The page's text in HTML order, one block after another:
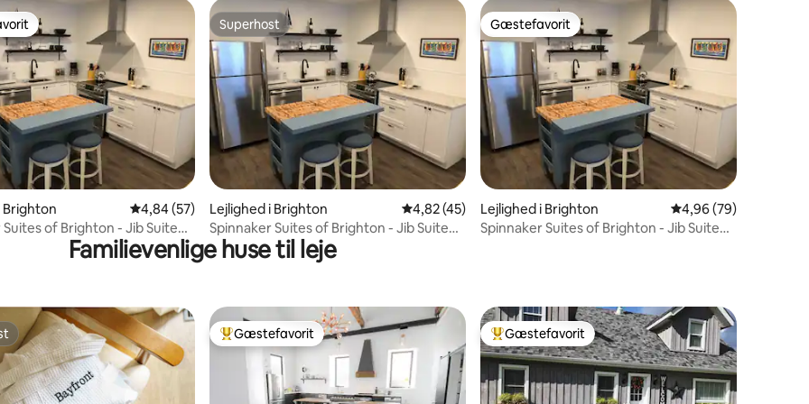
bedømmelse, 67 omtaler
Brighton 4,84 ud af 5 i gennemsnitlig bedømmelse, 57 omtaler
4,84 (57)
of Brighton - Jib Suite
Superhost
Superhost
Lejlighed i Brighton 4,82 ud af 5 i gennemsnitlig bedømmelse, 45 omtaler
4,82 (45)
Spinnaker Suites of Brighton - Jib Suite
nr. 6
Gæstefavorit
Gæstefavorit
Lejlighed i Brighton 4,96 ud af 5 i
4,96 (79)
Spinnaker Suites of Brighton - Jib Suite
Familievenlige huse til leje
Bedste gæstefavorit
Gæstefavorit Bedste gæstefavorit
Gæstefavorit